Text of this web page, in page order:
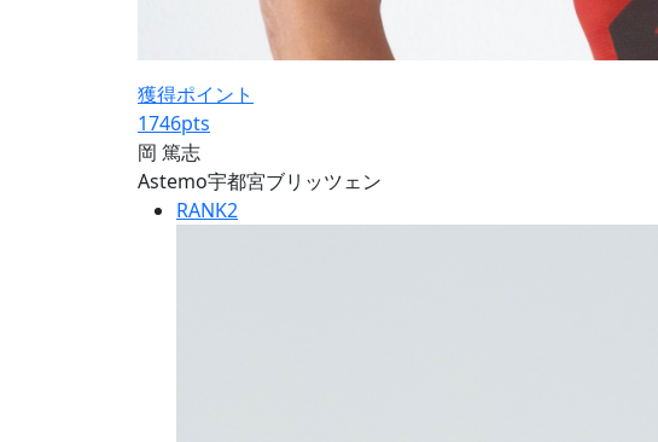
獲得ポイント
1746pts
岡 篤志
Astemo宇都宮ブリッツェン
RANK2